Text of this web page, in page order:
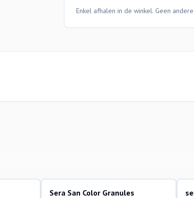
Enkel afhalen in de winkel. Geen
Sera San Color Granules